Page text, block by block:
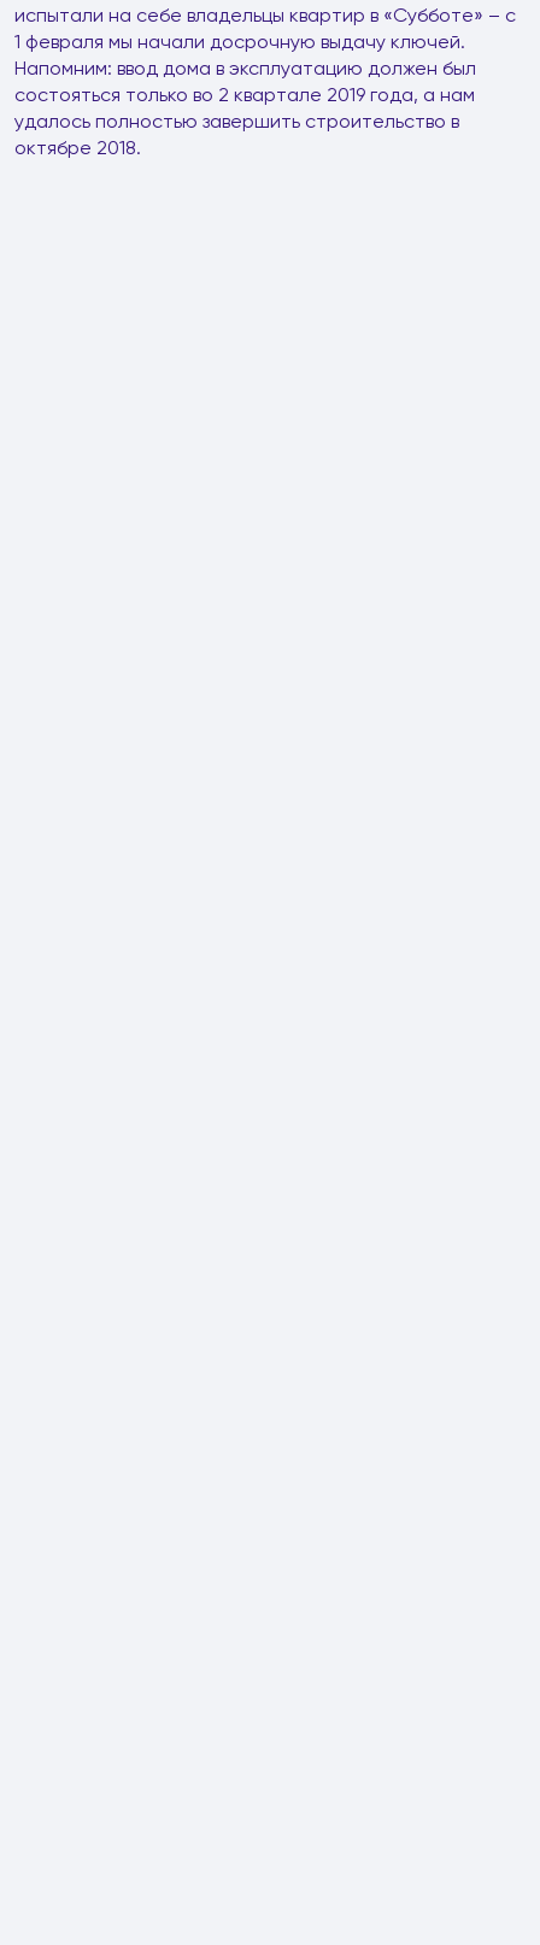
испытали на себе владельцы квартир в «Субботе» – с
1 февраля мы начали досрочную выдачу ключей.
Напомним: ввод дома в эксплуатацию должен был
состояться только во 2 квартале 2019 года, а нам
удалось полностью завершить строительство в
октябре 2018.